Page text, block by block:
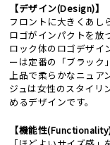
【デザイン(Design)】
フロントに大きくあし
ロゴがインパクトを放
ロック体のロゴデザイ
ーは定番の「ブラック
上品で柔らかなニュア
ジュは女性のスタイリ
めるデザインです。
【機能性(Functionality)